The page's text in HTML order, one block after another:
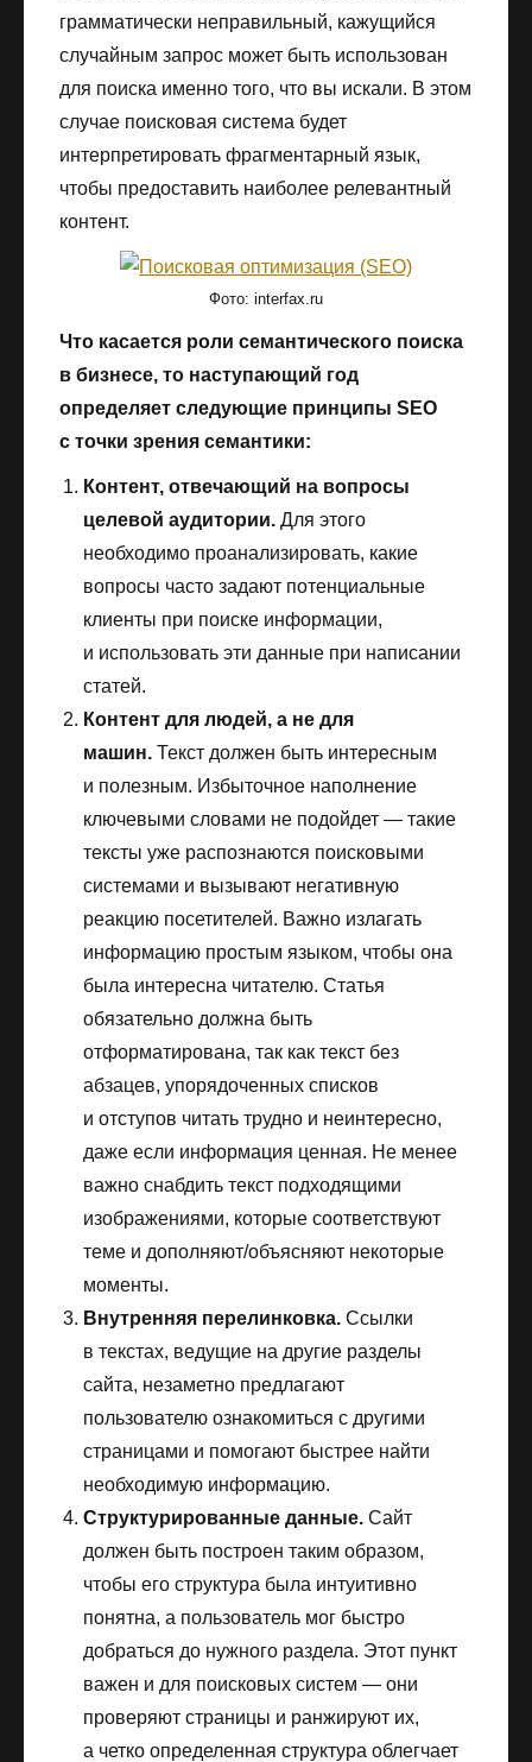
грамматически неправильный, кажущийся
случайным запрос может быть использован
для поиска именно того, что вы искали. В этом
случае поисковая система будет
интерпретировать фрагментарный язык,
чтобы предоставить наиболее релевантный
контент.
Фото: interfax.ru
Что касается роли семантического поиска
в бизнесе, то наступающий год
определяет следующие принципы SEO
с точки зрения семантики:
Контент, отвечающий на вопросы
целевой аудитории. Для этого
необходимо проанализировать, какие
вопросы часто задают потенциальные
клиенты при поиске информации,
и использовать эти данные при написании
статей.
Контент для людей, а не для
машин. Текст должен быть интересным
и полезным. Избыточное наполнение
ключевыми словами не подойдет — такие
тексты уже распознаются поисковыми
системами и вызывают негативную
реакцию посетителей. Важно излагать
информацию простым языком, чтобы она
была интересна читателю. Статья
обязательно должна быть
отформатирована, так как текст без
абзацев, упорядоченных списков
и отступов читать трудно и неинтересно,
даже если информация ценная. Не менее
важно снабдить текст подходящими
изображениями, которые соответствуют
теме и дополняют/объясняют некоторые
моменты.
Внутренняя перелинковка. Ссылки
в текстах, ведущие на другие разделы
сайта, незаметно предлагают
пользователю ознакомиться с другими
страницами и помогают быстрее найти
необходимую информацию.
Структурированные данные. Сайт
должен быть построен таким образом,
чтобы его структура была интуитивно
понятна, а пользователь мог быстро
добраться до нужного раздела. Этот пункт
важен и для поисковых систем — они
проверяют страницы и ранжируют их,
а четко определенная структура облегчает